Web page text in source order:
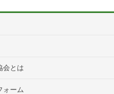
会とは
ォーム